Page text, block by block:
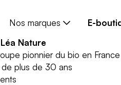
Nos marques E-
Nature
pionnier du bio en France
plus de 30 ans